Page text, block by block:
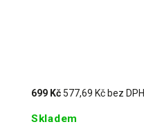
699 Kč 577,69 Kč bez DPH
Skladem